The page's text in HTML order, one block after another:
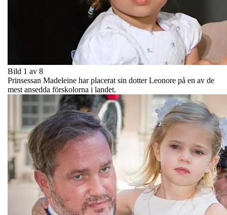
Bild 1 av 8
Prinsessan Madeleine har placerat sin dotter Leonore på en av de
mest ansedda förskolorna i landet.